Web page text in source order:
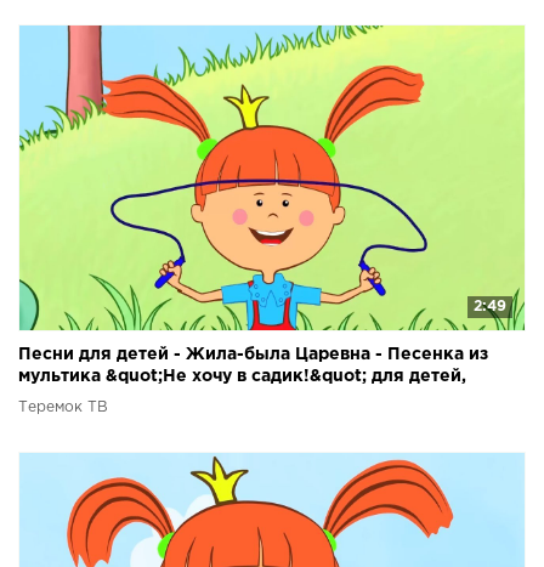
2:49
Песни для детей - Жила-была Царевна - Песенка из
мультика &quot;Не хочу в садик!&quot; для детей,
малышей
Теремок ТВ